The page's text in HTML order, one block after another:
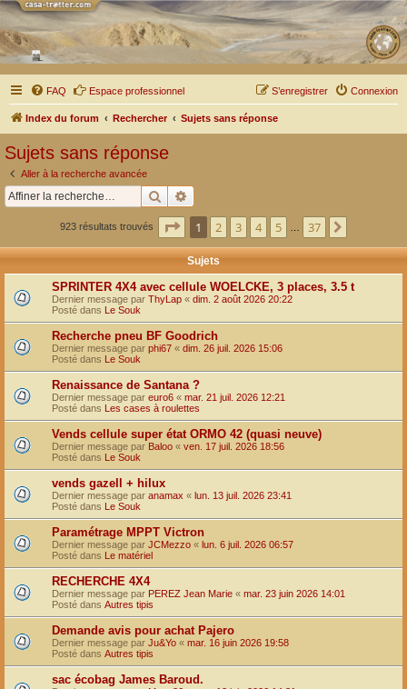
FAQ Espace professionnel Connexion
S’enregistrer
Index du forum Rechercher Sujets sans réponse
Sujets sans réponse
Aller à la recherche avancée
Rechercher
923 résultats trouvés Page sur37
1 2 3 4 5 37
Sujets
SPRINTER 4X4 avec cellule WOELCKE, 3 places, 3.5 t
Dernier message par ThyLap « dim. 2 août 2026 20:22
Posté dans Le Souk
Recherche pneu BF Goodrich
Dernier message par phi67 « dim. 26 juil. 2026 15:06
Posté dans Le Souk
Renaissance de Santana ?
Dernier message par euro6 « mar. 21 juil. 2026 12:21
Posté dans Les cases à roulettes
Vends cellule super état ORMO 42 (quasi neuve)
Dernier message par Baloo « ven. 17 juil. 2026 18:56
Posté dans Le Souk
vends gazell + hilux
Dernier message par anamax « lun. 13 juil. 2026 23:41
Posté dans Le Souk
Paramétrage MPPT Victron
Dernier message par JCMezzo « lun. 6 juil. 2026 06:57
Posté dans Le matériel
RECHERCHE 4X4
Dernier message par PEREZ Jean Marie « mar. 23 juin 2026 14:01
Posté dans Autres tipis
Demande avis pour achat Pajero
Dernier message par Ju&Yo « mar. 16 juin 2026 19:58
Posté dans Autres tipis
sac écobag James Baroud.